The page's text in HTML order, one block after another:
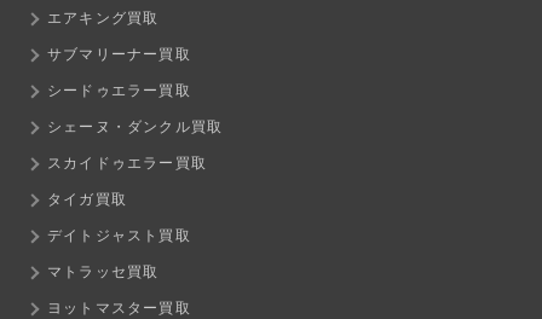
エアキング買取
サブマリーナー買取
シードゥエラー買取
シェーヌ・ダンクル買取
スカイドゥエラー買取
タイガ買取
デイトジャスト買取
マトラッセ買取
ヨットマスター買取